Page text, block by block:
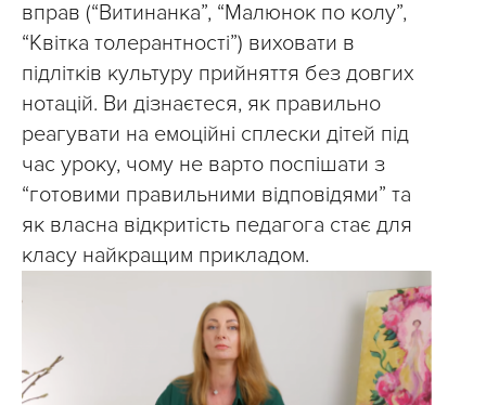
вправ (“Витинанка”, “Малюнок по колу”,
“Квітка толерантності”) виховати в
підлітків культуру прийняття без довгих
нотацій. Ви дізнаєтеся, як правильно
реагувати на емоційні сплески дітей під
час уроку, чому не варто поспішати з
“готовими правильними відповідями” та
як власна відкритість педагога стає для
класу найкращим прикладом.